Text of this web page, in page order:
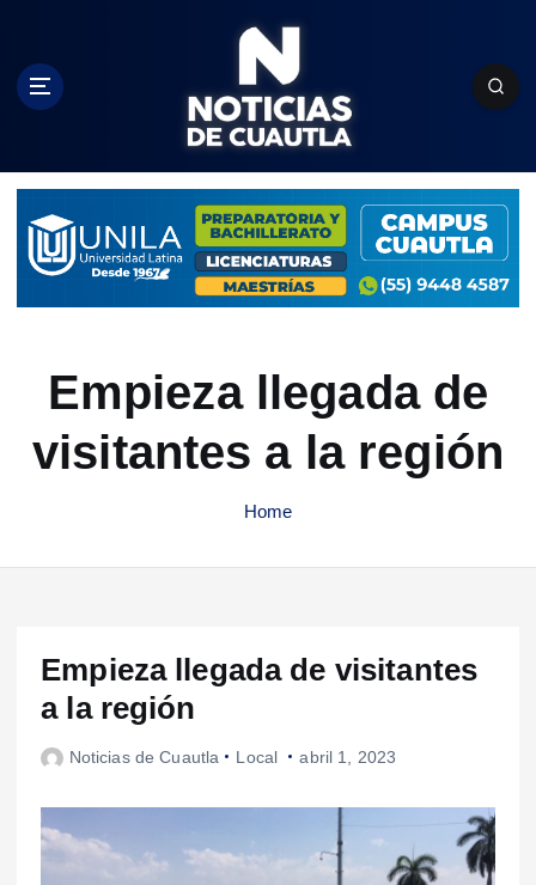
c
Empieza llegada de
visitantes a la región
Home
Empieza llegada de visitantes
a la región
Noticias de Cuautla Local abril 1, 2023